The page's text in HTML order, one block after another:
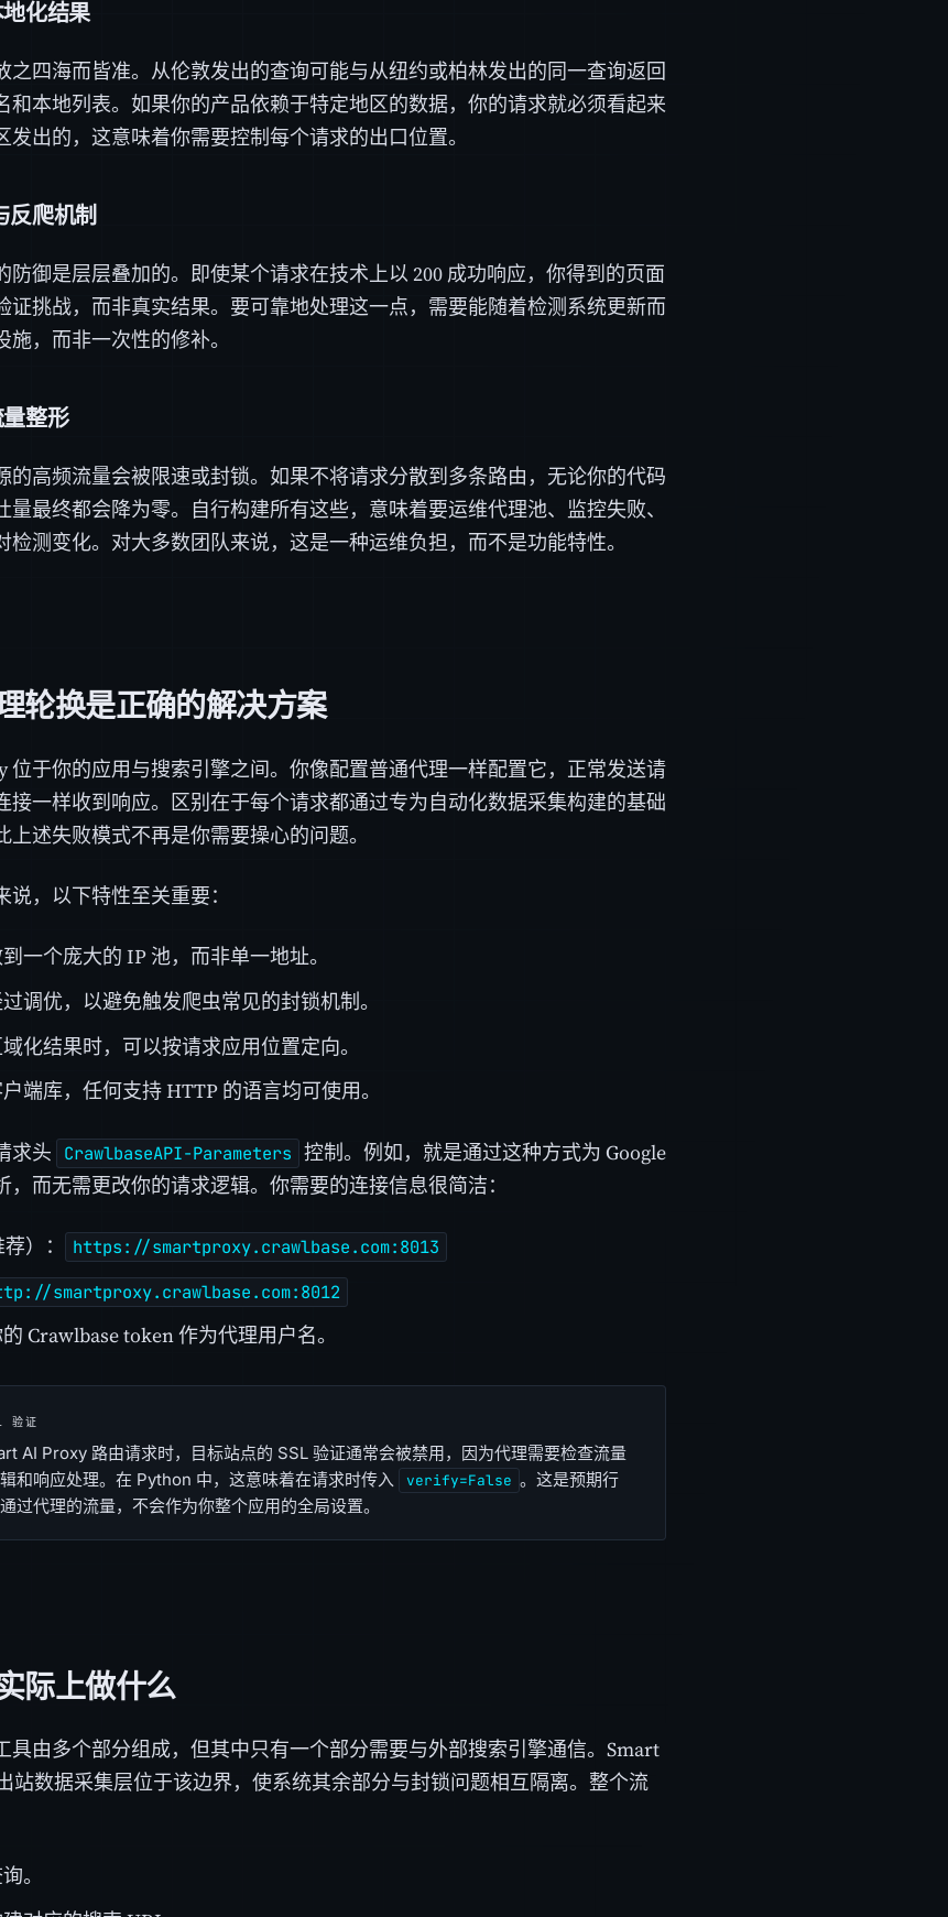
化结果
之四海而皆准。从伦敦发出的查询可能与从纽约或柏林发出的同一查询返回
和本地列表。如果你的产品依赖于特定地区的数据，你的请求就必须看起来
发出的，这意味着你需要控制每个请求的出口位置。
爬机制
防御是层层叠加的。即使某个请求在技术上以 200 成功响应，你得到的页面
证挑战，而非真实结果。要可靠地处理这一点，需要能随着检测系统更新而
施，而非一次性的修补。
整形
的高频流量会被限速或封锁。如果不将请求分散到多条路由，无论你的代码
量最终都会降为零。自行构建所有这些，意味着要运维代理池、监控失败、
检测变化。对大多数团队来说，这是一种运维负担，而不是功能特性。
轮换是正确的解决方案
位于你的应用与搜索引擎之间。你像配置普通代理一样配置它，正常发送请
接一样收到响应。区别在于每个请求都通过专为自动化数据采集构建的基础
上述失败模式不再是你需要操心的问题。
，以下特性至关重要：
一个庞大的 IP 池，而非单一地址。
调优，以避免触发爬虫常见的封锁机制。
化结果时，可以按请求应用位置定向。
端库，任何支持 HTTP 的语言均可使用。
求头 CrawlbaseAPI-Parameters 控制。例如，就是通过这种方式为 Google
，而无需更改你的请求逻辑。你需要的连接信息很简洁：
）： https://smartproxy.crawlbase.com:8013
smartproxy.crawlbase.com:8012
Crawlbase token 作为代理用户名。
验证
AI Proxy 路由请求时，目标站点的 SSL 验证通常会被禁用，因为代理需要检查流量
和响应处理。在 Python 中，这意味着在请求时传入
verify=False 。这是预期行
过代理的流量，不会作为你整个应用的全局设置。
际上做什么
具由多个部分组成，但其中只有一个部分需要与外部搜索引擎通信。Smart
站数据采集层位于该边界，使系统其余部分与封锁问题相互隔离。整个流
。